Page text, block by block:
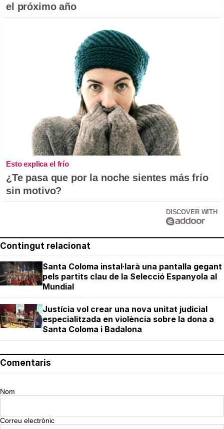
el próximo año
Esto explica el frío
¿Te pasa que por la noche sientes más frío
sin motivo?
DISCOVER WITH
Contingut relacionat
Santa Coloma instal·larà una pantalla gegant
pels partits clau de la Selecció Espanyola al
Mundial
Justícia vol crear una nova unitat judicial
especialitzada en violència sobre la dona a
Santa Coloma i Badalona
Comentaris
Nom
Correu electrònic